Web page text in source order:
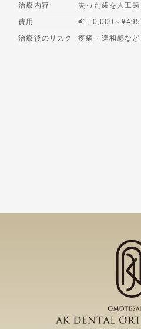
治療内容
失った歯を人工
費用
¥110,000～
治療後のリスク
疼痛・違和感な